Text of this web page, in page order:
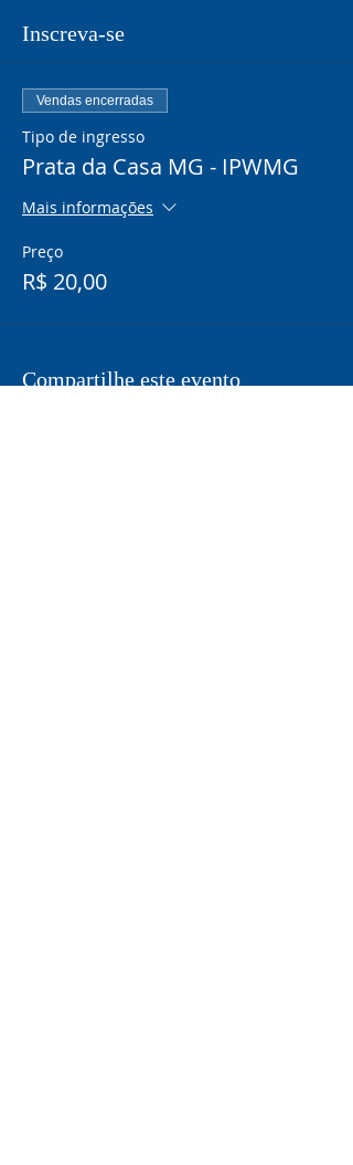
Inscreva-se
Vendas encerradas
Tipo de ingresso
Prata da Casa MG - IPWMG
Mais informações
Preço
R$ 20,00
Compartilhe este evento